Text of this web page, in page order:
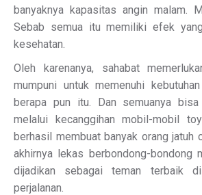
banyaknya kapasitas angin malam.
Sebab semua itu memiliki efek
kesehatan.
Oleh karenanya, sahabat
mumpuni untuk memenuhi
berapa pun itu. Dan semuanya bisa
melalui kecanggihan mobil-mobil
berhasil membuat banyak orang jatuh
akhirnya lekas berbondong-bondong
dijadikan sebagai teman terbaik
perjalanan.